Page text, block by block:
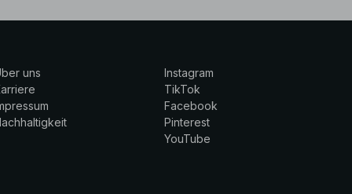
uns
Instagram
TikTok
Facebook
Pinterest
YouTube